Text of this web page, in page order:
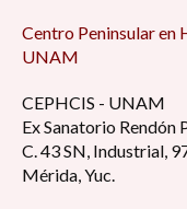
Centro Peninsular en
UNAM
CEPHCIS - UNAM
Ex Sanatorio Rendón
C. 43 SN, Industrial,
Mérida, Yuc.